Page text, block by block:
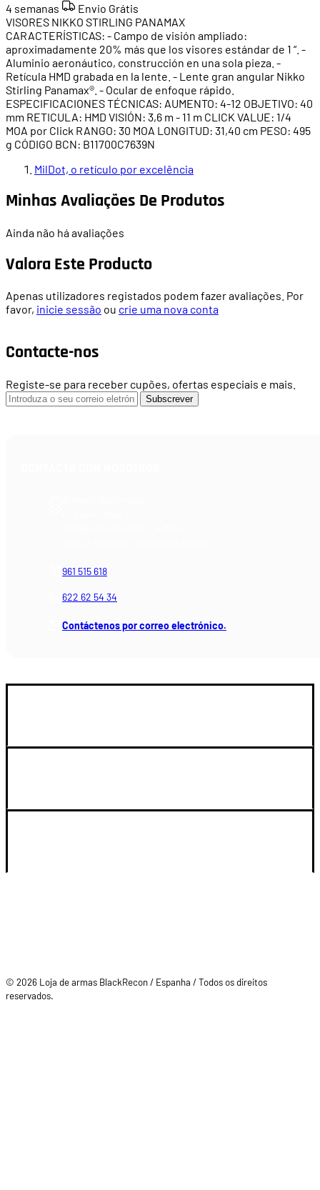
4 semanas
Envio Grátis
VISORES NIKKO STIRLING PANAMAX
CARACTERÍSTICAS: - Campo de visión ampliado:
aproximadamente 20% más que los visores estándar de 1 “. -
Aluminio aeronáutico, construcción en una sola pieza. -
Retícula HMD grabada en la lente. - Lente gran angular Nikko
Stirling Panamax®. - Ocular de enfoque rápido.
ESPECIFICACIONES TÉCNICAS: AUMENTO: 4-12 OBJETIVO: 40
mm RETICULA: HMD VISIÓN: 3,6 m - 11 m CLICK VALUE: 1/4
MOA por Click RANGO: 30 MOA LONGITUD: 31,40 cm PESO: 495
g CÓDIGO BCN: B11700C7639N
MilDot, o retículo por excelência
Minhas Avaliações De Produtos
Ainda não há avaliações
Valora Este Producto
Apenas utilizadores registados podem fazer avaliações. Por
favor, inicie sessão ou crie uma nova conta
Contacte-nos
Registe-se para receber cupões, ofertas especiais e mais.
Subscrever
961 515 618
622 62 54 34
Contáctenos por correo electrónico.
© 2026 Loja de armas BlackRecon / Espanha / Todos os direitos
reservados.